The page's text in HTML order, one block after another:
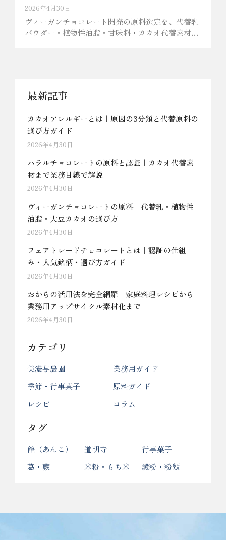
2026年4月30日
ヴィーガンチョコレート開発の原料選定を、代替乳
パウダー・植物性油脂・甘味料・カカオ代替素材ま
最新記事
カカオアレルギーとは｜原因の3分類と代替原料の
選び方ガイド
2026年4月30日
ハラルチョコレートの原料と認証｜カカオ代替素
材まで業務目線で解説
2026年4月30日
ヴィーガンチョコレートの原料｜代替乳・植物性
油脂・大豆カカオの選び方
2026年4月30日
フェアトレードチョコレートとは｜認証の仕組
み・人気銘柄・選び方ガイド
2026年4月30日
おからの活用法を完全網羅｜家庭料理レシピから
業務用アップサイクル素材化まで
2026年4月30日
カテゴリ
美濃与農園
業務用ガイド
季節・行事菓子
原料ガイド
レシピ
コラム
タグ
餡（あんこ） 道明寺
行事菓子
葛・蕨
米粉・もち米 澱粉・粉類